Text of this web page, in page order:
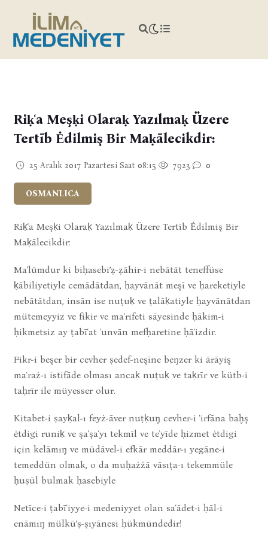
Riḳʿa Meşḳi Olaraḳ Yazılmaḳ Üzere
Tertīb Ėdilmiş Bir Maḳālecikdir:
25 Aralık 2017 Pazartesi Saat 08:15 7923 0
OSMANLICA
Riḳʿa Meşḳi Olaraḳ Yazılmaḳ Üzere Tertīb Ėdilmiş Bir
Maḳālecikdir:
Maʿlūmdur ki biḥasebi’ẓ-ẓāhir-i nebātāt teneffüse
ḳābiliyetiyle cemādātdan, ḥayvānāt meşī ve ḥareketiyle
nebātātdan, insān ise nuṭuḳ ve ṭalāḳatiyle ḥayvānātdan
mütemeyyiz ve fikir ve maʿrifeti sāyesinde ḥākim-i
ḥikmetsiz ay ṭabīʿat ʿunvān mefḥaretine ḥāʾizdir.
Fikr-i beşer bir cevher ṣedef-neşīne beŋzer ki ārāyiş
maʿraż-ı istifāde olması ancaḳ nuṭuḳ ve taḳrīr ve kütb-i
taḥrīr ile müyesser olur.
Kitabet-i ṣayḳal-ı feyż-āver nuṭḳuŋ cevher-i ʿirfāna baḫş
ėtdigi runiḳ ve şaʿşaʿyı tekmīl ve teʾyīde ḥizmet ėtdigi
için kelāmıŋ ve müdāvel-i efkār meddār-ı yegāne-i
temeddün olmak, o da muḥażżā vāsıṭa-ı tekemmüle
ḥuṣūl bulmak ḥasebiyle
Netīce-i ṭabīʿiyye-i medeniyyet olan saʿādet-i ḥāl-i
enāmıŋ mülkü’ṣ-ṣıyānesi ḥükmündedir!